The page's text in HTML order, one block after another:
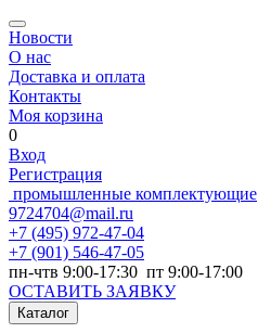
Новости
О нас
Доставка и оплата
Контакты
Моя корзина
0
Вход
Регистрация
промышленные комплектующие
9724704@mail.ru
+7 (495) 972-47-04
+7 (901) 546-47-05
пн-чтв 9:00-17:30 пт 9:00-17:00
ОСТАВИТЬ ЗАЯВКУ
Каталог